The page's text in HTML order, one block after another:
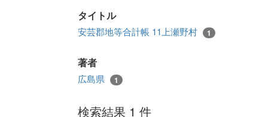
タイトル
安芸郡地等合計帳 11上瀬野村 1
著者
広島県 1
検索結果 1 件